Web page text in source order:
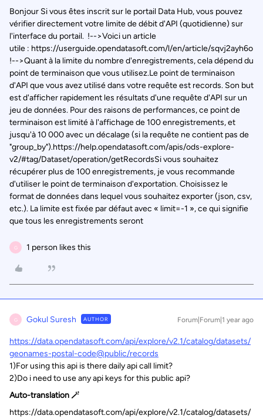
Bonjour Si vous êtes inscrit sur le portail Data Hub, vous pouvez
vérifier directement votre limite de débit d'API (quotidienne) sur
l'interface du portail. !-->Voici un article
utile : https://userguide.opendatasoft.com/l/en/article/sqvj2ayh6o
!-->Quant à la limite du nombre d'enregistrements, cela dépend du
point de terminaison que vous utilisez.Le point de terminaison
d'API que vous avez utilisé dans votre requête est records. Son but
est d'afficher rapidement les résultats d'une requête d'API sur un
jeu de données. Pour des raisons de performances, ce point de
terminaison est limité à l'affichage de 100 enregistrements, et
jusqu'à 10 000 avec un décalage (si la requête ne contient pas de
"group_by").https://help.opendatasoft.com/apis/ods-explore-
v2/#tag/Dataset/operation/getRecordsSi vous souhaitez
récupérer plus de 100 enregistrements, je vous recommande
d'utiliser le point de terminaison d'exportation. Choisissez le
format de données dans lequel vous souhaitez exporter (json, csv,
etc.). La limite est fixée par défaut avec « limit=-1 », ce qui signifie
que tous les enregistrements seront
G 1 person likes this
G Gokul Suresh AUTHOR Forum|Forum|1 year ago
https://data.opendatasoft.com/api/explore/v2.1/catalog/datasets/
geonames-postal-code@public/records
1)For using this api is there daily api call limit?
2)Do i need to use any api keys for this public api?
Auto-translation 🪄
https://data.opendatasoft.com/api/explore/v2.1/catalog/datasets/